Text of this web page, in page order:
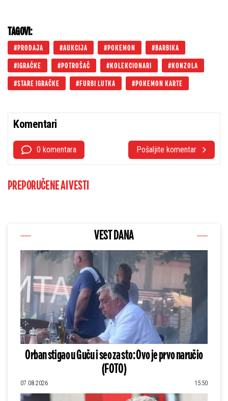
TAGOVI:
PRODAJA AUKCIJA POKEMON BARBIKA
IGRAČKE POTROŠAČ KOLEKCIONARI KONZOLA
STARE IGRAČKE FURBI LUTKA POKEMON KARTE
Komentari
0 komentara Pošaljite komentar
PREPORUČENE AI VESTI
VEST DANA
Orban stigao u Guču i seo za sto: Ovo je prvo naručio
(FOTO)
07.08.2026 15:50